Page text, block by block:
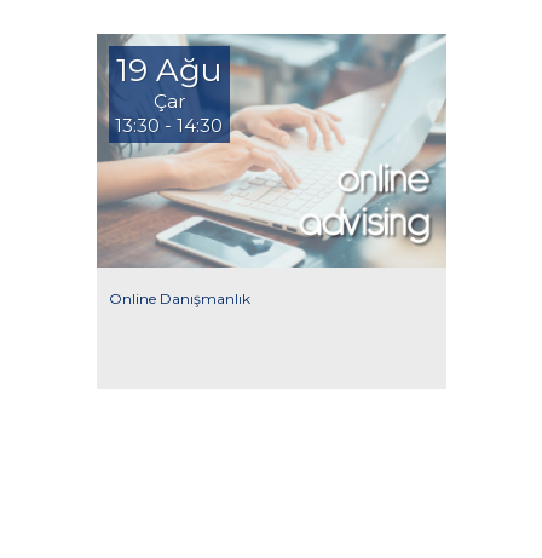
19 Ağu
Çar
13:30 - 14:30
Online Danışmanlık